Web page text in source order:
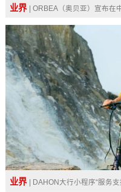
业界 | ORBEA（奥贝亚）宣布在
业界 | DAHON大行小程序“服务